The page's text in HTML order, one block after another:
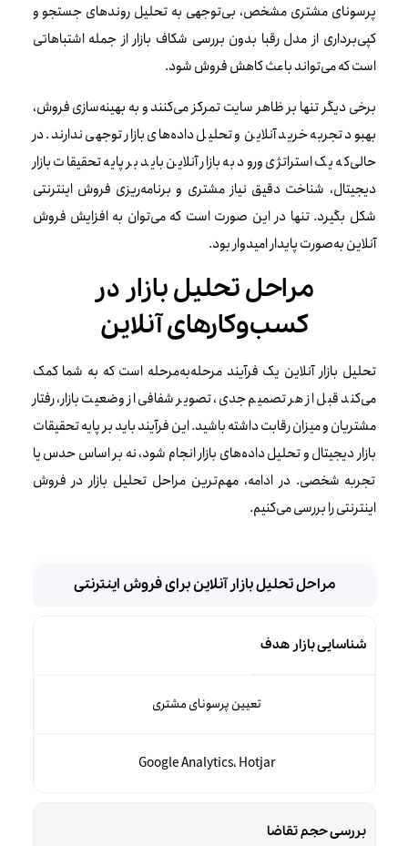
پرسونای مشتری مشخص، بی‌توجهی به تحلیل روندهای جستجو و
کپی‌برداری از مدل رقبا بدون بررسی شکاف بازار از جمله اشتباهاتی
است که می‌تواند باعث کاهش فروش شود.
برخی دیگر تنها بر ظاهر سایت تمرکز می‌کنند و به بهینه‌سازی فروش،
بهبود تجربه خرید آنلاین و تحلیل داده‌های بازار توجهی ندارند. در
حالی‌که یک استراتژی ورود به بازار آنلاین باید بر پایه تحقیقات بازار
دیجیتال، شناخت دقیق نیاز مشتری و برنامه‌ریزی فروش اینترنتی
شکل بگیرد. تنها در این صورت است که می‌توان به افزایش فروش
آنلاین به‌صورت پایدار امیدوار بود.
مراحل تحلیل بازار در
کسب‌وکارهای آنلاین
تحلیل بازار آنلاین یک فرآیند مرحله‌به‌مرحله است که به شما کمک
می‌کند قبل از هر تصمیم جدی، تصویر شفافی از وضعیت بازار، رفتار
مشتریان و میزان رقابت داشته باشید. این فرآیند باید بر پایه تحقیقات
بازار دیجیتال و تحلیل داده‌های بازار انجام شود، نه بر اساس حدس یا
تجربه شخصی. در ادامه، مهم‌ترین مراحل تحلیل بازار در فروش
اینترنتی را بررسی می‌کنیم.
مراحل تحلیل بازار آنلاین برای فروش اینترنتی
شناسایی بازار هدف
تعیین پرسونای مشتری
Google Analytics، Hotjar
بررسی حجم تقاضا